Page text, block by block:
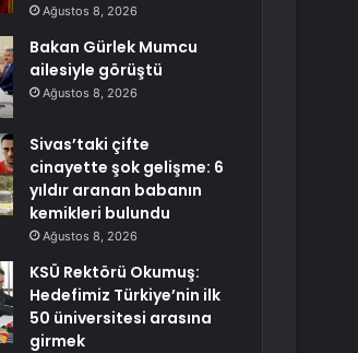
Ağustos 8, 2026
Bakan Gürlek Mumcu
ailesiyle görüştü
Ağustos 8, 2026
Sivas’taki çifte
cinayette şok gelişme: 6
yıldır aranan babanın
kemikleri bulundu
Ağustos 8, 2026
KSÜ Rektörü Okumuş:
Hedefimiz Türkiye’nin ilk
50 üniversitesi arasına
girmek